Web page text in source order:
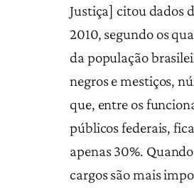
Justiça] citou dados
2010, segundo os
da população
negros e mestiços,
que, entre os
públicos federais,
apenas 30%.
cargos são mais